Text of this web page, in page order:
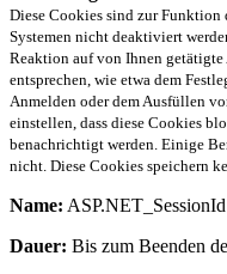
Diese Cookies sind zur
Systemen nicht deaktiviert
Reaktion auf von Ihnen
entsprechen, wie etwa dem
Anmelden oder dem Ausfüllen
einstellen, dass diese Cookies
benachrichtigt werden. Einige
nicht. Diese Cookies speichern
Name: ASP.NET_SessionId
Dauer: Bis zum Beenden